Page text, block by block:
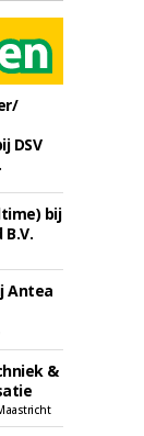
DSV
bij
Antea
&